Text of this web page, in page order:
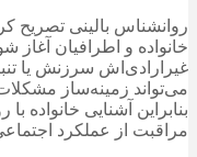
روانشناس بالینی تصریح
خانواده و اطرافیان آغاز
غیرارادی‌اش سرزنش یا
می‌تواند زمینه‌ساز
بنابراین آشنایی خانواده
مراقبت از عملکرد